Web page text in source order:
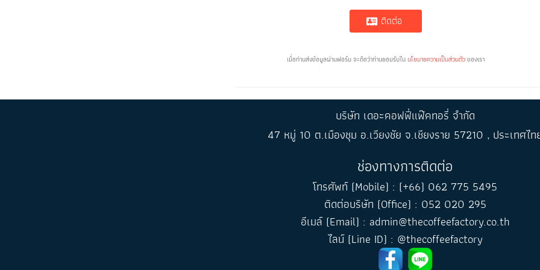
ติดต่อ
เมื่อท่านส่งข้อมูลผ่านฟอร์ม จะถือว่าท่านยอมรับใน นโยบายความเป็นส่วนตัวของเรา
บริษัท เดอะคอฟฟี่แฟ๊คทอรี่ จำกัด
47 หมู่ 10 ต.เมืองชุม อ.เวียงชัย จ.เชียงราย 57210 , ประเทศไท
ช่องทางการติดต่อ
โทรศัพท์ (Mobile) : (+66) 062 775 5495
ติดต่อบริษัท (Office) : 052 020 295
อีเมล์ (Email) : admin@thecoffeefactory.co.th
ไลน์ (Line ID) : @thecoffeefactory